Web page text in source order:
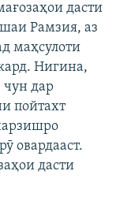
дасти
Рамзия, аз
маҳсулоти
Нигина,
чун дар
пойтахт
овардааст.
дасти